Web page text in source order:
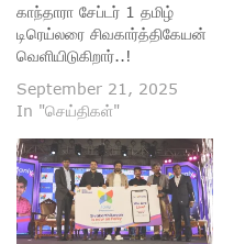
காந்தாரா சேப்டர் 1 தமிழ்
டிரெய்லரை சிவகார்த்திகேயன்
வெளியிடுகிறார்..!
September 21, 2025
In "செய்திகள்"